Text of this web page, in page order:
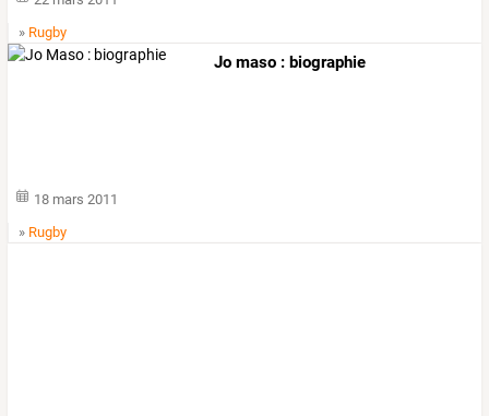
» Rugby
Jo maso : biographie
18 mars 2011
» Rugby